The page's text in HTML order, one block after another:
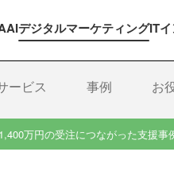
AIデジタルマーケティングIT
ービス 事例 お
万円の受注につながった支援事